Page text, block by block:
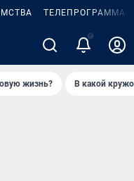
ТЕЛЕПРОГРАММА
жизнь? В какой